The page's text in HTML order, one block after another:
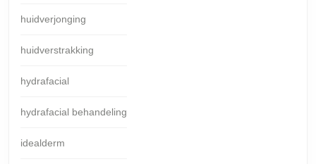
huidverjonging
huidverstrakking
hydrafacial
hydrafacial behandeling
idealderm